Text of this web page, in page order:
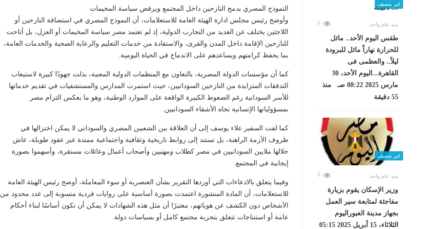
غير مصنف
منذ عام واحد 0
طقس اليوم الأحد.. مائل
للحرارة نهاراً مائل للبرودة
ليلاً.. والعظمى فى
القاهرة...اليوم الأحد، 30
مارس 2025 08:22 صـ منذ
55 دقيقة
غير مصنف
منذ عام واحد 0
وزير الإسكان يقوم بزيارة
مفاجئة لمتابعة سير العمل
بجهاز مدينة العبوراليوم
الثلاثاء، 15 أبريل 2025 05:15
النموذج المصري يدمج النازحين داخل المجتمع ويرفض سياسة المخيمات
وأوضح رئيس مجلس ادارة الهيئة العامة للاستعلامات، أن النموذج المصري في استضافة النازحين أو
اللاجئين يختلف عن العديد من التجارب الدولية، إذ لم تعتمد مصر سياسة المخيمات أو العزل، بل أتاحت
للنازحين الإقامة داخل المدن والقرى، والاستفادة من خدمات التعليم والرعاية الصحية والخدمات العامة،
بما يحفظ كرامتهم ويساعدهم على الاندماج في الحياة اليومية.
كما أن مؤسسات الدولة المصرية، بالتعاون مع المنظمات الدولية المعنية، بذلت جهودًا كبيرة لاستيعاب
التدفقات المتزايدة من النازحين السودانيين، حيث استمرت المدارس والمستشفيات في تقديم خدماتها
للأسر السودانية رغم الضغوط الكبيرة الواقعة على الموارد الوطنية، وهو ما يعكس التزام مصر
بمسؤولياتها الإنسانية تجاه الأشقاء السودانيين.
كما لفت السفير علاء يوسف إلى أن العلاقة بين الشعبين المصري والسوداني لا يمكن اختزالها في
ظروف الأزمة الراهنة، بل تستند إلى روابط تاريخية وثقافية واجتماعية ممتدة عبر عقود طويلة، عاش
خلالها ملايين السودانيين في مصر كطلاب ومهنيين وأصحاب أعمال وعائلات مستقرة، وأسهموا بصورة
إيجابية في المجتمع.
وفيما يتعلق بالادعاءات التي أوردها التقرير بشأن العنصرية أو سوء المعاملة، أوضح رئيس الهيئة العامة
للاستعلامات، أن المادة المنشورة اعتمدت بصورة أساسية على روايات فردية منسوبة إلى عدد محدود من
الأشخاص دون الكشف عن هوياتهم، معتبرًا أن مثل هذه الشهادات لا يمكن أن تكون أساسًا لبناء أحكام
عامة أو استنتاجات تتعلق بتجربة مجتمع كامل أو بسياسات دولة.